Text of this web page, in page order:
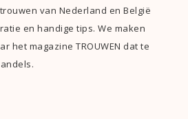
van Nederland en België
en handige tips. We maken
het magazine TROUWEN dat te